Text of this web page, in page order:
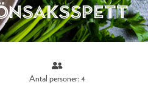
Antal personer: 4